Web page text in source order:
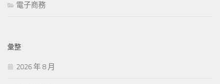
電子商務
彙整
2026 年 8 月